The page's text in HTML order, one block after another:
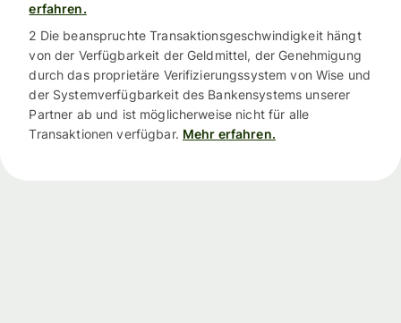
erfahren.
2 Die beanspruchte Transaktionsgeschwindigkeit hängt
von der Verfügbarkeit der Geldmittel, der Genehmigung
durch das proprietäre Verifizierungssystem von Wise und
der Systemverfügbarkeit des Bankensystems unserer
Partner ab und ist möglicherweise nicht für alle
Transaktionen verfügbar. Mehr erfahren.